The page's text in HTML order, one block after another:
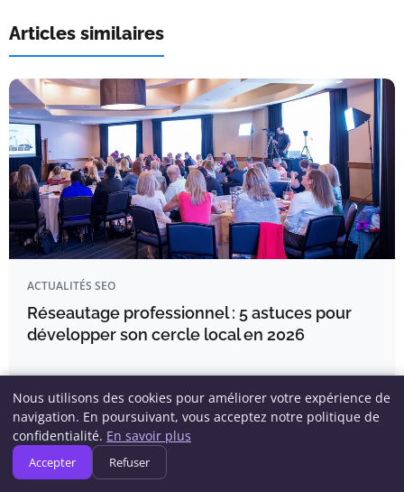
Articles similaires
ACTUALITÉS SEO
Réseautage professionnel : 5 astuces pour
développer son cercle local en 2026
Pauline Blanchard
Nous utilisons des cookies pour améliorer votre expérience de
navigation. En poursuivant, vous acceptez notre politique de
confidentialité. En savoir plus
Accepter Refuser